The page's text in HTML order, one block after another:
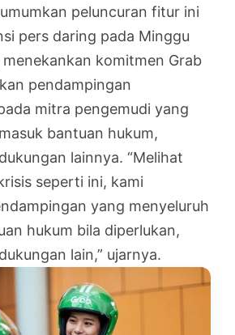
peluncuran fitur ini
pers daring pada Minggu
komitmen Grab
pendampingan
mitra pengemudi yang
bantuan hukum,
lainnya. “Melihat
seperti ini, kami
yang menyeluruh
hukum bila diperlukan,
lain,” ujarnya.